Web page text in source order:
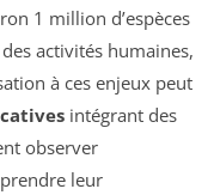
1 million d’espèces
activités humaines,
à ces enjeux peut
intégrant des
observer
leur